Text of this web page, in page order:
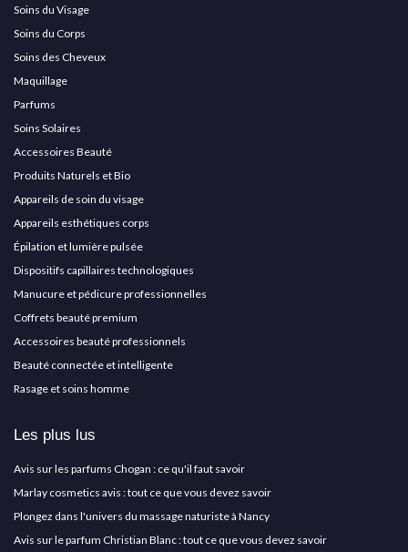
Soins du Visage
Soins du Corps
Soins des Cheveux
Maquillage
Parfums
Soins Solaires
Accessoires Beauté
Produits Naturels et Bio
Appareils de soin du visage
Appareils esthétiques corps
Épilation et lumière pulsée
Dispositifs capillaires technologiques
Manucure et pédicure professionnelles
Coffrets beauté premium
Accessoires beauté professionnels
Beauté connectée et intelligente
Rasage et soins homme
Les plus lus
Avis sur les parfums Chogan : ce qu'il faut savoir
Marlay cosmetics avis : tout ce que vous devez savoir
Plongez dans l'univers du massage naturiste à Nancy
Avis sur le parfum Christian Blanc : tout ce que vous devez savoir